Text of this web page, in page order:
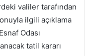
valiler tarafından
ilgili açıklama
Odası
tatil kararı